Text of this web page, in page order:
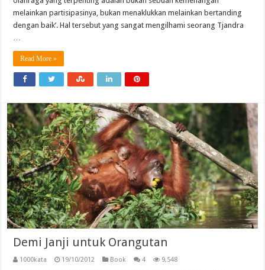
melainkan partisipasinya, bukan menaklukkan melainkan bertanding
dengan baik’. Hal tersebut yang sangat mengilhami seorang Tjandra
…
Read More »
Demi Janji untuk Orangutan
1000kata 19/10/2012 Book 4 9,548